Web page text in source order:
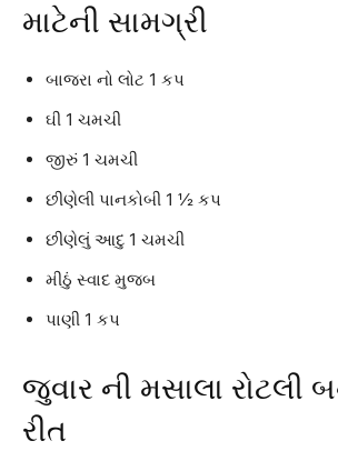
માટેની સામગ્રી
બાજરા નો લોટ 1 કપ
ઘી 1 ચમચી
જીરું 1 ચમચી
છીણેલી પાનકોબી 1 ½ કપ
છીણેલું આદુ 1 ચમચી
મીઠું સ્વાદ મુજબ
પાણી 1 કપ
જુવાર ની મસાલા રોટલી
રીત